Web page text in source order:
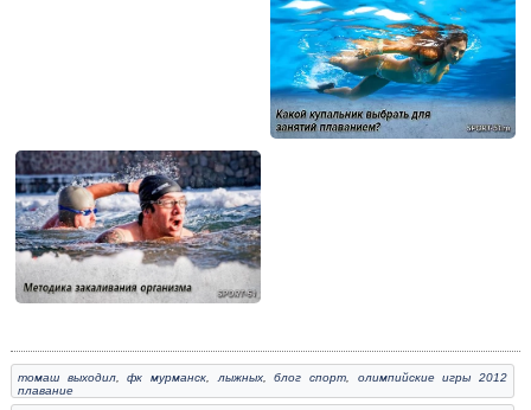
томаш выходил,фк мурманск лыжных,блог спорт
олимпийские игры 2012
плавание